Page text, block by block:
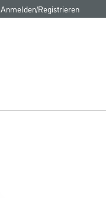
Anmelden/Registrieren